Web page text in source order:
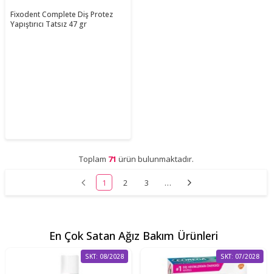
Fixodent Complete Diş Protez
Yapıştırıcı Tatsız 47 gr
Toplam 71 ürün bulunmaktadır.
1 2 3 …
En Çok Satan Ağız Bakım Ürünleri
SKT: 08/2028 SKT: 07/2028